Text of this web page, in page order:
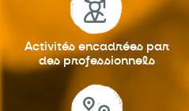
Activités encadrées par
des professionnels